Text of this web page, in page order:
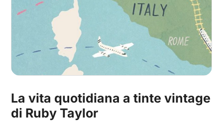
La vita quotidiana a tinte vintage
di Ruby Taylor